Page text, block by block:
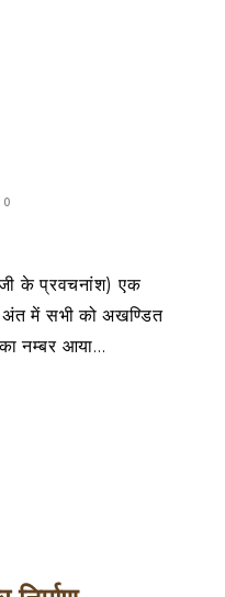
0
जी के प्रवचनांश) एक
में सभी को अखण्डित
नम्बर आया…